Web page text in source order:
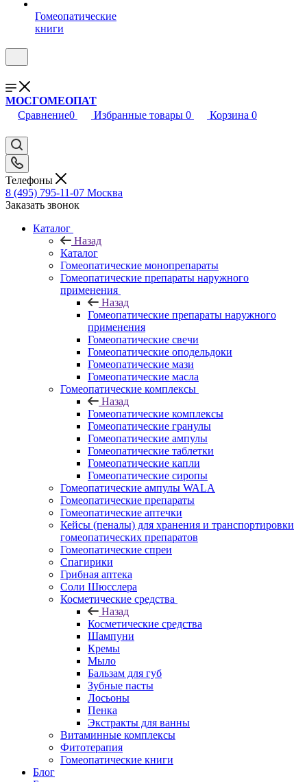
Гомеопатические
книги
МОСГОМЕОПАТ
Сравнение0 Избранные товары 0 Корзина 0
Телефоны
8 (495) 795-11-07 Москва
Заказать звонок
Каталог
Назад
Каталог
Гомеопатические монопрепараты
Гомеопатические препараты наружного
применения
Назад
Гомеопатические препараты наружного
применения
Гомеопатические свечи
Гомеопатические оподельдоки
Гомеопатические мази
Гомеопатические масла
Гомеопатические комплексы
Назад
Гомеопатические комплексы
Гомеопатические гранулы
Гомеопатические ампулы
Гомеопатические таблетки
Гомеопатические капли
Гомеопатические сиропы
Гомеопатические ампулы WALA
Гомеопатические препараты
Гомеопатические аптечки
Кейсы (пеналы) для хранения и транспортировки
гомеопатических препаратов
Гомеопатические спреи
Спагирики
Грибная аптека
Соли Шюсслера
Косметические средства
Назад
Косметические средства
Шампуни
Кремы
Мыло
Бальзам для губ
Зубные пасты
Лосьоны
Пенка
Экстракты для ванны
Витаминные комплексы
Фитотерапия
Гомеопатические книги
Блог